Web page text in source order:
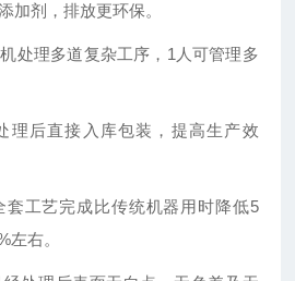
剂，排放更环保。
理多道复杂工序，1人可管理多
后直接入库包装，提高生产效
工艺完成比传统机器用时降低5
左右。